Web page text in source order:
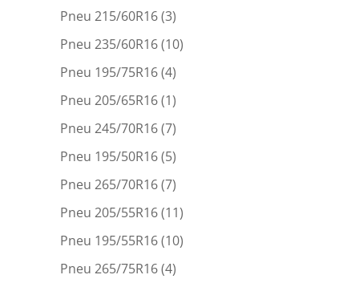
Pneu 215/60R16(3)
Pneu 235/60R16(10)
Pneu 195/75R16(4)
Pneu 205/65R16(1)
Pneu 245/70R16(7)
Pneu 195/50R16(5)
Pneu 265/70R16(7)
Pneu 205/55R16(11)
Pneu 195/55R16(10)
Pneu 265/75R16(4)